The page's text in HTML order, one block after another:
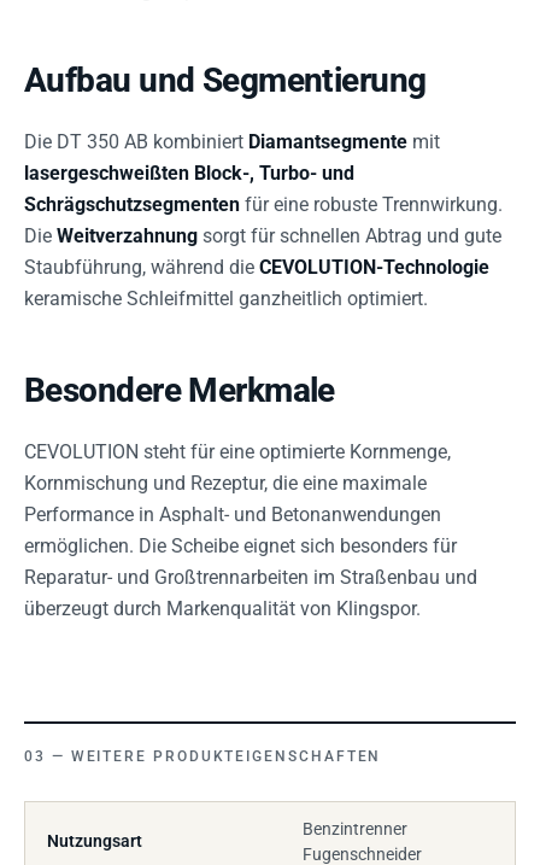
Aufbau und Segmentierung
Die DT 350 AB kombiniert Diamantsegmente mit
lasergeschweißten Block-, Turbo- und
Schrägschutzsegmenten für eine robuste Trennwirkung.
Die Weitverzahnung sorgt für schnellen Abtrag und gute
Staubführung, während die CEVOLUTION-Technologie
keramische Schleifmittel ganzheitlich optimiert.
Besondere Merkmale
CEVOLUTION steht für eine optimierte Kornmenge,
Kornmischung und Rezeptur, die eine maximale
Performance in Asphalt- und Betonanwendungen
ermöglichen. Die Scheibe eignet sich besonders für
Reparatur- und Großtrennarbeiten im Straßenbau und
überzeugt durch Markenqualität von Klingspor.
WEITERE PRODUKTEIGENSCHAFTEN
Nutzungsart
Benzintrenner
Fugenschneider